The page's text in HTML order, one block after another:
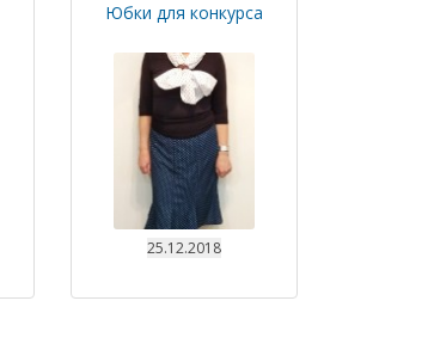
Юбки для конкурса
25.12.2018